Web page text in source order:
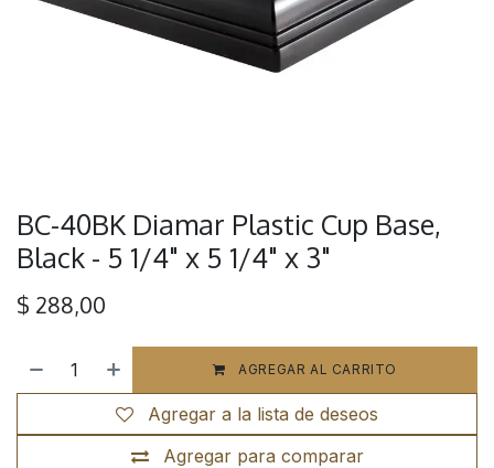
BC-40BK Diamar Plastic Cup Base,
Black - 5 1/4" x 5 1/4" x 3"
$ 288,00
AGREGAR AL CARRITO
Agregar para comparar
Agregar a la lista de deseos